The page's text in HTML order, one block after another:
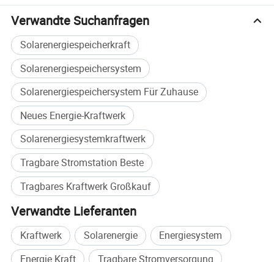
• Long Runtime Performance versorgt 30W Lüfter für 66h,
100W Fernseher für 20h, 150W Kühlschrank für 13h und mehr.
Detaillierte Fotos
Powerbank
Verwandte Suchanfragen
Solarenergiespeicherkraft
Solarenergiespeichersystem
Solarenergiespeichersystem Für Zuhause
Neues Energie-Kraftwerk
Solarenergiesystemkraftwerk
Tragbare Stromstation Beste
Tragbares Kraftwerk Großkauf
Verwandte Lieferanten
Kraftwerk Solarenergie
Energiesystem
Energie Kraft
Tragbare Stromversorgung